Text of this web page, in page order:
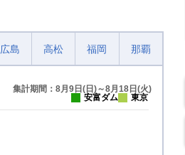
広島 高松 福岡 那覇
集計期間：8月9日(日)～8月18日(火)
安富ダム
東京